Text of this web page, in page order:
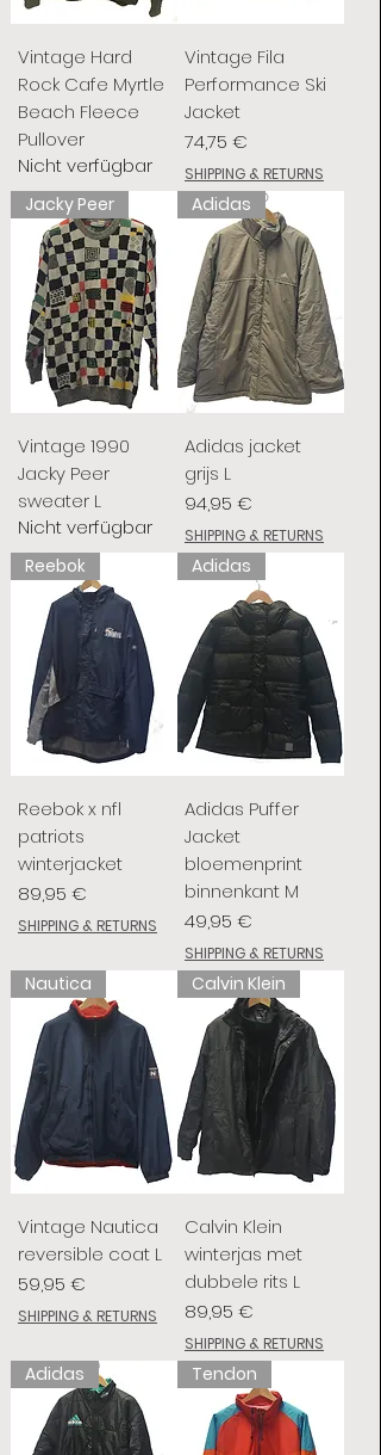
Vintage Hard
Rock Cafe Myrtle
Beach Fleece
Pullover
Nicht verfügbar
Vintage Fila
Performance Ski
Jacket
Preis
74,75 €
SHIPPING & RETURNS
Jacky Peer
Vintage 1990
Jacky Peer
sweater L
Nicht verfügbar
Adidas
Adidas jacket
grijs L
Preis
94,95 €
SHIPPING & RETURNS
Reebok
Reebok x nfl
patriots
winterjacket
Preis
89,95 €
SHIPPING & RETURNS
Adidas
Adidas Puffer
Jacket
bloemenprint
binnenkant M
Preis
49,95 €
SHIPPING & RETURNS
Nautica
Vintage Nautica
reversible coat L
Preis
59,95 €
SHIPPING & RETURNS
Calvin Klein
Calvin Klein
winterjas met
dubbele rits L
Preis
89,95 €
SHIPPING & RETURNS
Adidas Tendon